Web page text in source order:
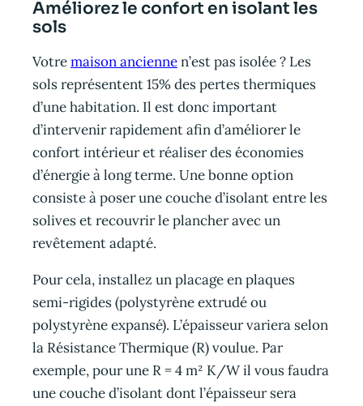
Améliorez le confort en isolant les
sols
Votremaison anciennen’est pas isolée ? Les
sols représentent 15% des pertes thermiques
d’une habitation. Il est donc important
d’intervenir rapidement afin d’améliorer le
confort intérieur et réaliser des économies
d’énergie à long terme. Une bonne option
consiste à poser une couche d’isolant entre les
solives et recouvrir le plancher avec un
revêtement adapté.
Pour cela, installez un placage en plaques
semi-rigides (polystyrène extrudé ou
polystyrène expansé). L’épaisseur variera selon
la Résistance Thermique (R) voulue. Par
exemple, pour une R = 4 m² K/W il vous faudra
une couche d’isolant dont l’épaisseur sera